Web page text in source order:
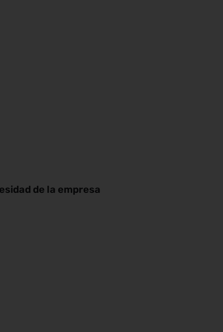
de la empresa